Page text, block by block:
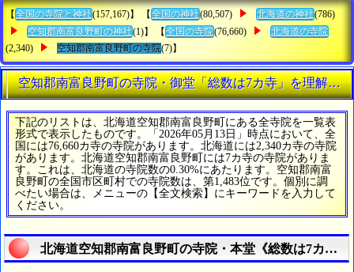
【 全国の寺院と神社(157,167)】 【 全国の神社(80,507) 北海道の神社(786)
空知郡南富良野町の神社(1)】 【 全国の寺院(76,660)
北海道の寺院
(2,340)
空知郡南富良野町の寺院(7)】
空知郡南富良野町の寺院・御堂「総数は7カ寺」を理解する
下記のリストは、北海道空知郡南富良野町にある全寺院を一覧表
形式で表示したものです。「2026年05月13日」時点において、全
国には76,660カ寺の寺院があります。北海道には2,340カ寺の寺院
があります。北海道空知郡南富良野町には7カ寺の寺院がありま
す。これは、北海道の寺院数の0.30%にあたります。空知郡南富
良野町の全国市区町村での寺院数は、第1,483位です。個別に調
べたい場合は、メニューの【全文検索】にキーワードを入力して
ください。
北海道空知郡南富良野町の寺院・本堂《総数は7カ寺》